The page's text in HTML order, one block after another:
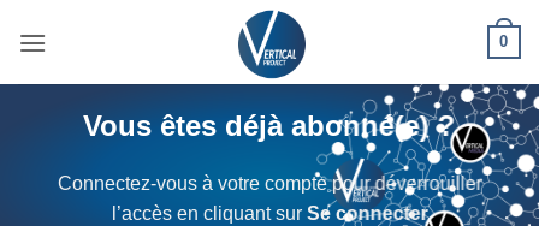
0
Vous êtes déjà abonné(e) ?
Connectez-vous à votre compte pour déverrouiller
l’accès en cliquant sur Se connecter